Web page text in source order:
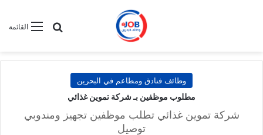
القائمةبحث عن
وظائف فنادق ومطاعم في البحرين
مطلوب موظفين بـ شركة تموين غذائي
شركة تموين غذائي تطلب موظفين تجهيز ومندوبي
توصيل